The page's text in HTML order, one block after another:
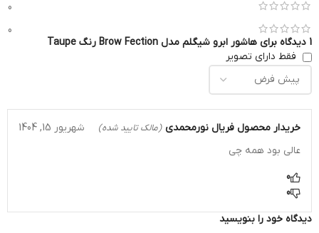
0
0
1 دیدگاه برای
هاشور ابرو شیگلم مدل Brow Fection رنگ Taupe
فقط دارای تصویر
خریدار محصول فریال نورمحمدی (مالک تایید شده)
شهریور 15, 1404
عالی بود همه چی
0
0
دیدگاه خود را بنویسید